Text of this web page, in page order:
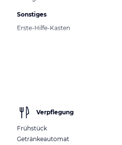
Sonstiges
Erste-Hilfe-Kasten
Verpflegung
Frühstück
Getränkeautomat